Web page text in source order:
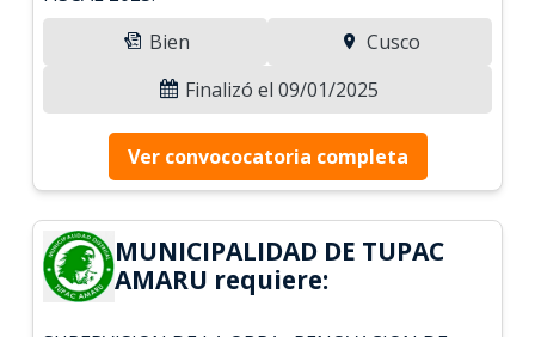
Bien
Cusco
Finalizó el 09/01/2025
Ver convococatoria completa
MUNICIPALIDAD DE TUPAC
AMARU requiere: